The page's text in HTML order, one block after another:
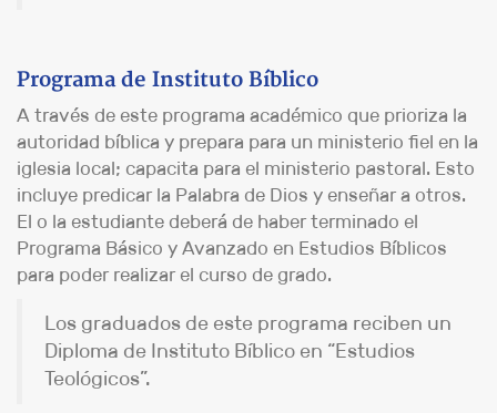
Programa de Instituto Bíblico
A través de este programa académico que prioriza la
autoridad bíblica y prepara para un ministerio fiel en la
iglesia local; capacita para el ministerio pastoral. Esto
incluye predicar la Palabra de Dios y enseñar a otros.
El o la estudiante deberá de haber terminado el
Programa Básico y Avanzado en Estudios Bíblicos
para poder realizar el curso de grado.
Los graduados de este programa reciben un
Diploma de Instituto Bíblico en “Estudios
Teológicos”.